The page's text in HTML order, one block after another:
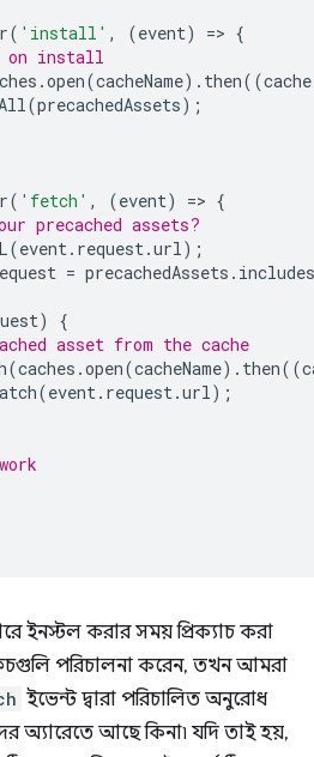
( 'install' , (event) => {
on install
.open(cacheName). then((cache
(precachedAssets);
( 'fetch' , (event) => {
precached assets?
(event. request.url);
= precachedAssets . includes
)
{
asset from the cache
(caches .open(cacheName). then((
(event. request.url);
ইনস্টল করার সময় প্রিক্যাচ করা
পরিচালনা করেন, তখন আমরা
ইভেন্ট দ্বারা পরিচালিত অনুরোধ
অ্যারেতে আছে কিনা৷ যদি তাই হয়,